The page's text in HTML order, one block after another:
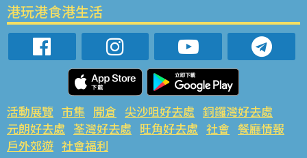
港玩港食港生活
活動展覽 市集 開倉 尖沙咀好去處 銅鑼灣好去處
元朗好去處 荃灣好去處 旺角好去處 社會 餐廳情報
戶外郊遊 社會福利